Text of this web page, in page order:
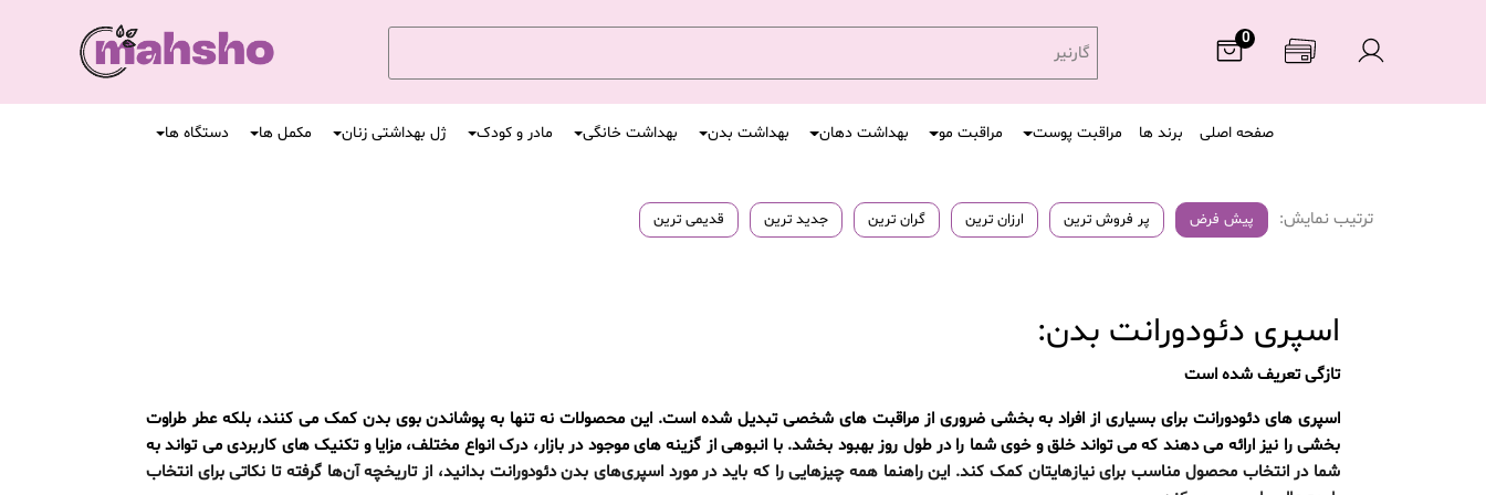
0
گارنیر
صفحه اصلی برند ها مراقبت پوست مراقبت مو بهداشت دهان بهداشت بدن بهداشت خانگی مادر و کودک ژل بهداشتی زنان مکمل ها دستگاه ها
ترتیب نمایش: پیش فرض پر فروش ترین ارزان ترین گران ترین جدید ترین قدیمی ترین
اسپری دئودورانت بدن:
تازگی تعریف شده است
اسپری های دئودورانت برای بسیاری از افراد به بخشی ضروری از مراقبت های شخصی تبدیل شده است. این محصولات نه تنها به پوشاندن بوی بدن کمک می کنند، بلکه عطر طراوت
بخشی را نیز ارائه می دهند که می تواند خلق و خوی شما را در طول روز بهبود بخشد. با انبوهی از گزینه های موجود در بازار، درک انواع مختلف، مزایا و تکنیک های کاربردی می تواند به
شما در انتخاب محصول مناسب برای نیازهایتان کمک کند. این راهنما همه چیزهایی را که باید در مورد اسپری‌های بدن دئودورانت بدانید، از تاریخچه آن‌ها گرفته تا نکاتی برای انتخاب